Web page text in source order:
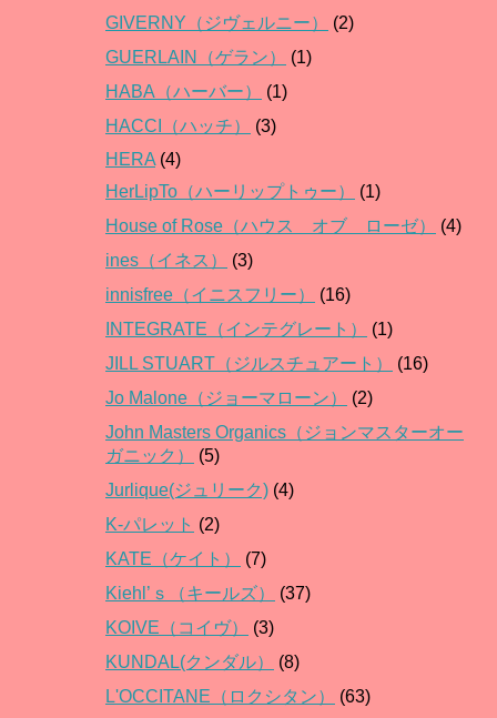
GIVERNY（ジヴェルニー）
(2)
GUERLAIN（ゲラン）
(1)
HABA（ハーバー）
(1)
HACCI（ハッチ）
(3)
HERA(4)
HerLipTo（ハーリップトゥー）
(1)
House of Rose（ハウス オブ ローゼ）
(4)
ines（イネス）
(3)
innisfree（イニスフリー）
(16)
INTEGRATE（インテグレート）
(1)
JILL STUART（ジルスチュアート）
(16)
Jo Malone（ジョーマローン）
(2)
John Masters Organics（ジョンマスターオー
ガニック）
(5)
Jurlique(ジュリーク) (4)
K-パレット (2)
KATE（ケイト）
(7)
Kiehl’ｓ（キールズ）
(37)
KOIVE（コイヴ）
(3)
KUNDAL(クンダル）
(8)
L'OCCITANE（ロクシタン）
(63)